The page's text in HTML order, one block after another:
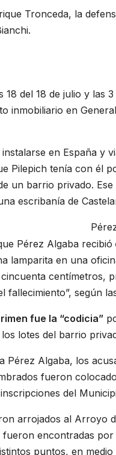
Tronceda, la
del 18 de julio y las
inmobiliario en
en España y
Pilepich tenía con él
un barrio privado.
escribanía de
Pérez Algaba recibió
lamparita en una
centímetros,
fallecimiento”, según
fue la “codicia”
lotes del barrio
Pérez Algaba, los
fueron
del
arrojados al Arroyo
encontradas
puntos, en